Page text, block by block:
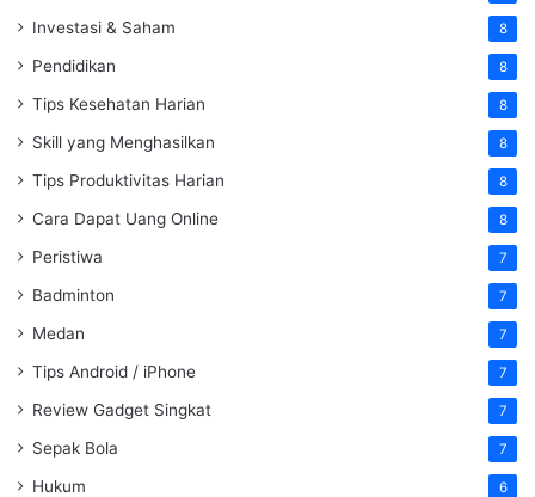
Investasi & Saham 8
Pendidikan 8
Tips Kesehatan Harian 8
Skill yang Menghasilkan 8
Tips Produktivitas Harian 8
Cara Dapat Uang Online 8
Peristiwa 7
Badminton 7
Medan 7
Tips Android / iPhone 7
Review Gadget Singkat 7
Sepak Bola 7
Hukum 6